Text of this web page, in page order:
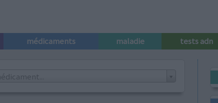
médicaments maladie tests adn